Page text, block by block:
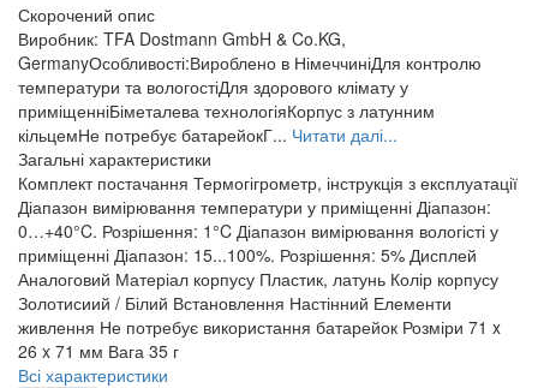
Скорочений опис
Виробник: TFA Dostmann GmbH & Co.KG,
GermanyОсобливості:Вироблено в НімеччиніДля контролю
температури та вологостіДля здорового клімату у
приміщенніБіметалева технологіяКорпус з латунним
кільцемНе потребує батарейокГ... Читати далі...
Загальні характеристики
Комплект постачання Термогігрометр, інструкція з експлуатації
Діапазон вимірювання температури у приміщенні Діапазон:
0…+40°C. Розрішення: 1°C Діапазон вимірювання вологісті у
приміщенні Діапазон: 15...100%. Розрішення: 5% Дисплей
Аналоговий Матеріал корпусу Пластик, латунь Колір корпусу
Золотисиий / Білий Встановлення Настінний Елементи
живлення Не потребує використання батарейок Розміри 71 x
26 x 71 мм Вага 35 г
Всі характеристики